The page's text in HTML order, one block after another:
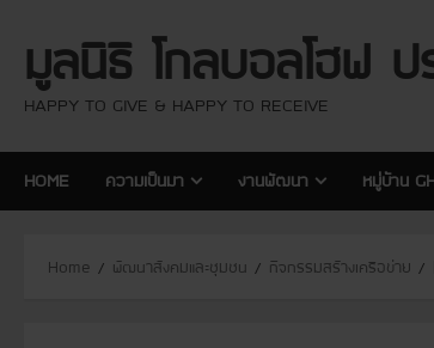
มูลนิธิ โกลบอลโฮฟ ป
HAPPY TO GIVE & HAPPY TO RECEIVE
HOME ความเป็นมา งานพัฒนา หมู่บ้าน
Home พัฒนาสังคมและชุมชน กิจกรรมสร้างเครือข่าย